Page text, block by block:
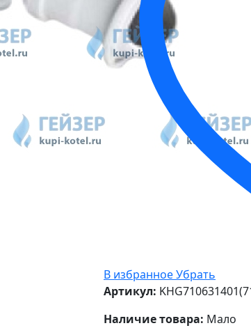
В избранноеУбрать
Артикул:
Наличие товара: Мало